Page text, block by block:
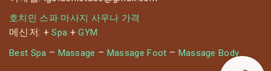
호치민 스파 마사지 사우나 가격
메신저: +Spa +GYM
Best Spa – Massage – Massage Foot – Massage Body